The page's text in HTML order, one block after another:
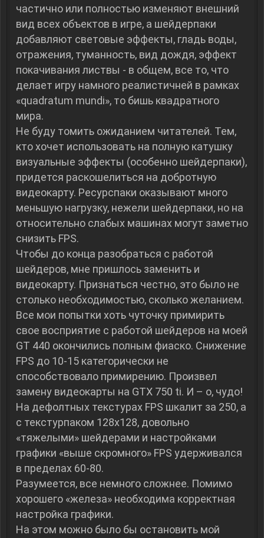
частично или полностью изменяют внешний
вид всех объектов в игре, а шейдерпаки
добавляют световые эффекты, гладь воды,
отражения, туманность, вид дождя, эффект
покачивания листвы - в общем, все то, что
делает игру намного реалистичней в рамках
«quadratum mundi», то бишь квадратного
мира.
Не буду томить ожиданием читателей. Тем,
кто хочет использовать на полную катушку
визуальные эффекты (особенно шейдерпаки),
придется раскошелиться на добротную
видеокарту. Ресурспаки оказывают много
меньшую нагрузку, нежели шейдерпаки, но на
относительно слабых машинах могут заметно
снизить FPS.
Чтобы до конца разобраться с работой
шейдеров, мне пришлось заменить и
видеокарту. Признаться честно, это было не
столько необходимостью, сколько желанием.
Все мои попытки хоть чуточку примирить
свое восприятие с работой шейдеров на моей
GT 440 окончились полным фиаско. Снижение
FPS до 10-15 категорически не
способствовало примирению. Произвел
замену видеокарты на GTX 750 ti. И – о, чудо!
На дефолтных текстурах FPS шкалит за 250, а
с текстурпаком 128х128, довольно
«тяжелыми» шейдерами и настройками
графики «выше скромного» FPS удерживался
в пределах 60-80.
Разумеется, все немного сложнее. Помимо
хорошего «железа» необходима корректная
настройка графики.
На этом можно было бы остановить мой